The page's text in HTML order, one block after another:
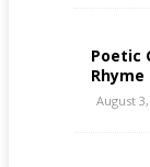
Poetic
August